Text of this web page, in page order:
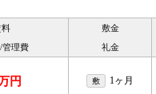
料
管理費
敷金
礼金
円 敷 1ヶ月